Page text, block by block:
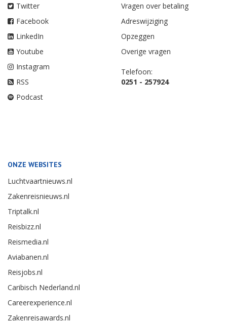
Twitter
Facebook
LinkedIn
Youtube
Instagram
RSS
Podcast
Vragen over betaling
Adreswijziging
Opzeggen
Overige vragen
Telefoon:
0251 - 257924
ONZE WEBSITES
Luchtvaartnieuws.nl
Zakenreisnieuws.nl
Triptalk.nl
Reisbizz.nl
Reismedia.nl
Aviabanen.nl
Reisjobs.nl
Caribisch Nederland.nl
Careerexperience.nl
Zakenreisawards.nl